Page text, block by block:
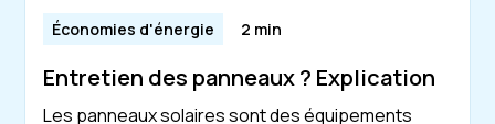
Économies d'énergie 2 min
Entretien des panneaux ? Explication
Les panneaux solaires sont des équipements